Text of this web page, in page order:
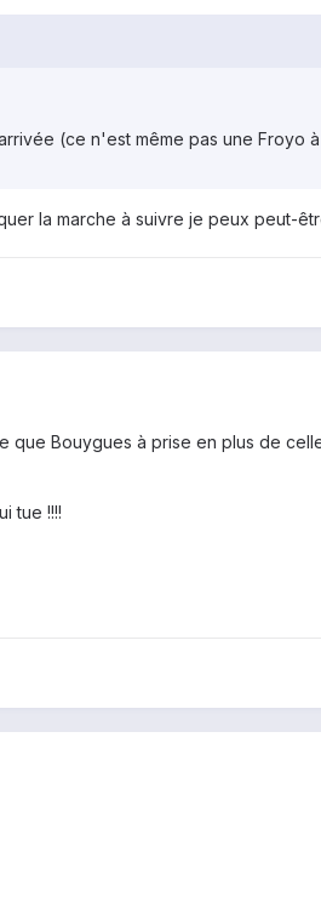
(ce n'est même pas une Froyo à
la marche à suivre je peux peut-
que Bouygues à prise en plus de
tue !!!!